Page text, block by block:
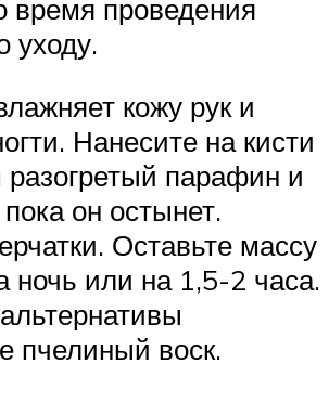
время проведения
уходу.
кожу рук и
Нанесите на кисти
разогретый парафин и
он остынет.
Оставьте массу
ночь или на 1,5-2 часа.
пчелиный воск.